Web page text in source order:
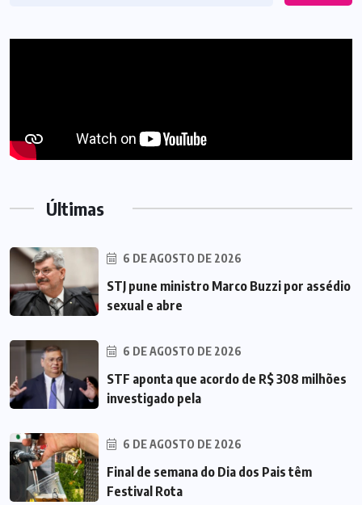
Últimas
6 DE AGOSTO DE 2026
STJ pune ministro Marco Buzzi por assédio
sexual e abre
6 DE AGOSTO DE 2026
STF aponta que acordo de R$ 308 milhões
investigado pela
6 DE AGOSTO DE 2026
Final de semana do Dia dos Pais têm
Festival Rota